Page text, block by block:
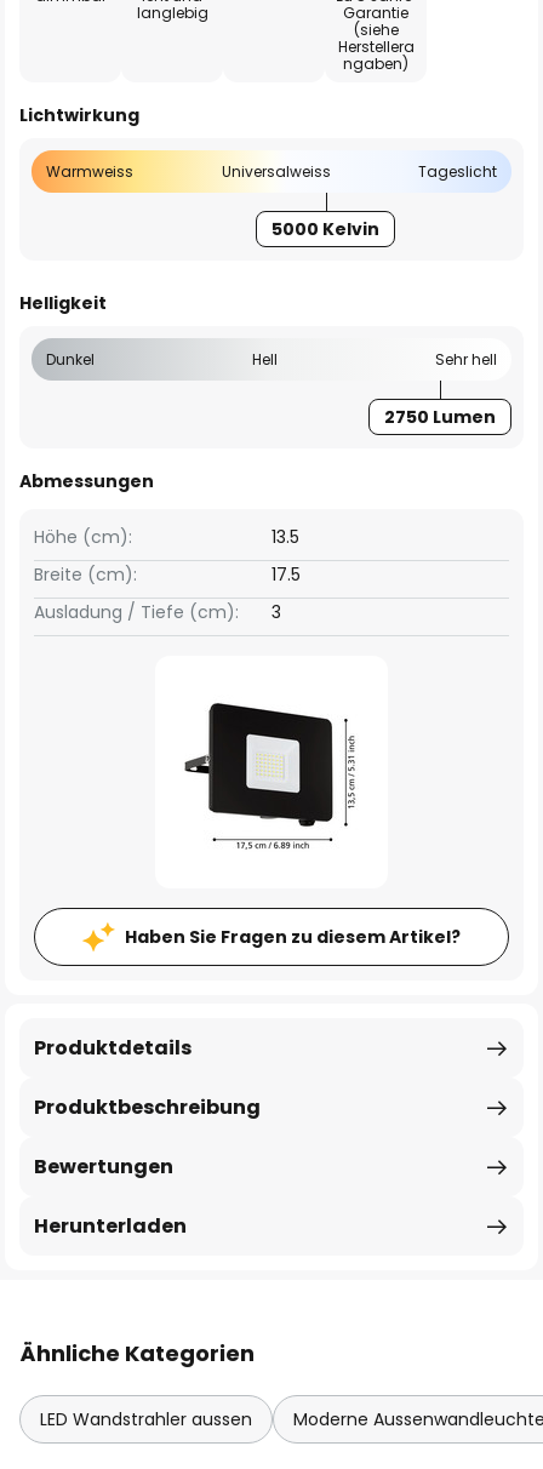
langlebig
Garantie
(siehe
Herstellera
ngaben)
Lichtwirkung
Warmweiss Universalweiss Tageslicht
5000 Kelvin
Helligkeit
Dunkel Hell Sehr hell
2750 Lumen
Abmessungen
Breite (cm): 17.5
Höhe (cm): 13.5
Ausladung / Tiefe (cm): 3
Haben Sie Fragen zu diesem Artikel?
Produktbeschreibung
Produktdetails
Bewertungen
Herunterladen
Ähnliche Kategorien
LED Wandstrahler aussen Moderne